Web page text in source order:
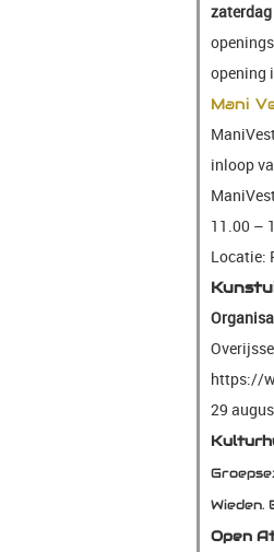
opening
Mani
inloop
11.00 –
Locatie:
https://
29
Open